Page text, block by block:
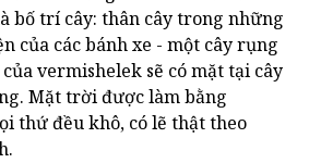
bố trí cây: thân cây trong những
của các bánh xe - một cây rụng
vermishelek sẽ có mặt tại cây
Mặt trời được làm bằng
thứ đều khô, có lẽ thật theo